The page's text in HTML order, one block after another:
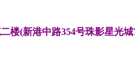
楼(新港中路354号珠影星光